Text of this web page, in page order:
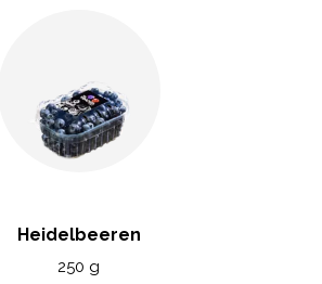
Heidelbeeren
250 g